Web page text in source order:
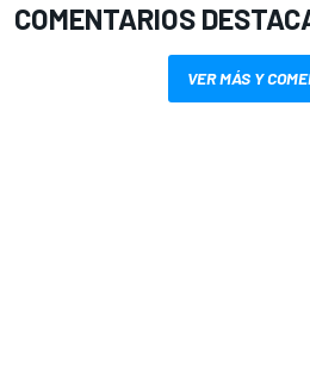
COMENTARIOS
VER MÁS Y